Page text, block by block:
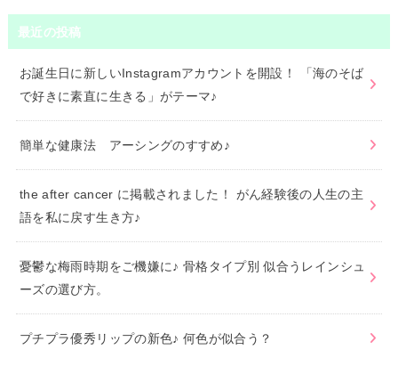
最近の投稿
お誕生日に新しいInstagramアカウントを開設！ 「海のそば
で好きに素直に生きる」がテーマ♪
簡単な健康法 アーシングのすすめ♪
the after cancer に掲載されました！ がん経験後の人生の主
語を私に戻す生き方♪
憂鬱な梅雨時期をご機嫌に♪ 骨格タイプ別 似合うレインシュ
ーズの選び方。
プチプラ優秀リップの新色♪ 何色が似合う？